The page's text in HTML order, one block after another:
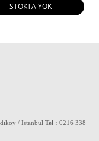
STOKTA YOK
/ Istanbul Tel : 0216 338